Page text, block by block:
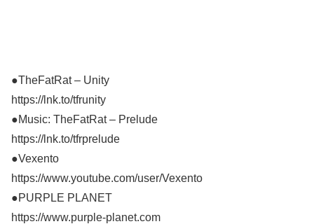
●TheFatRat – Unity
https://lnk.to/tfrunity
●Music: TheFatRat – Prelude
https://lnk.to/tfrprelude
●Vexento
https://www.youtube.com/user/Vexento
●PURPLE PLANET
https://www.purple-planet.com